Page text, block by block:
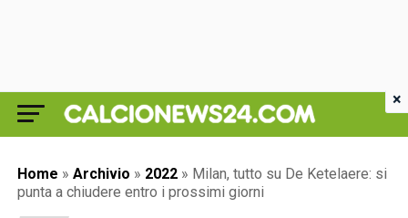
Home » Archivio » 2022 » Milan, tutto su De Ketelaere: si
punta a chiudere entro i prossimi giorni
×